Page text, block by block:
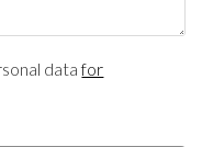
datafor